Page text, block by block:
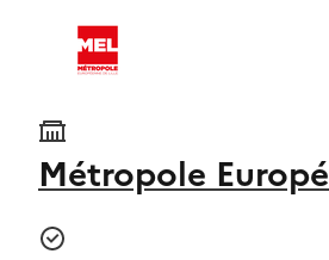
Métropole